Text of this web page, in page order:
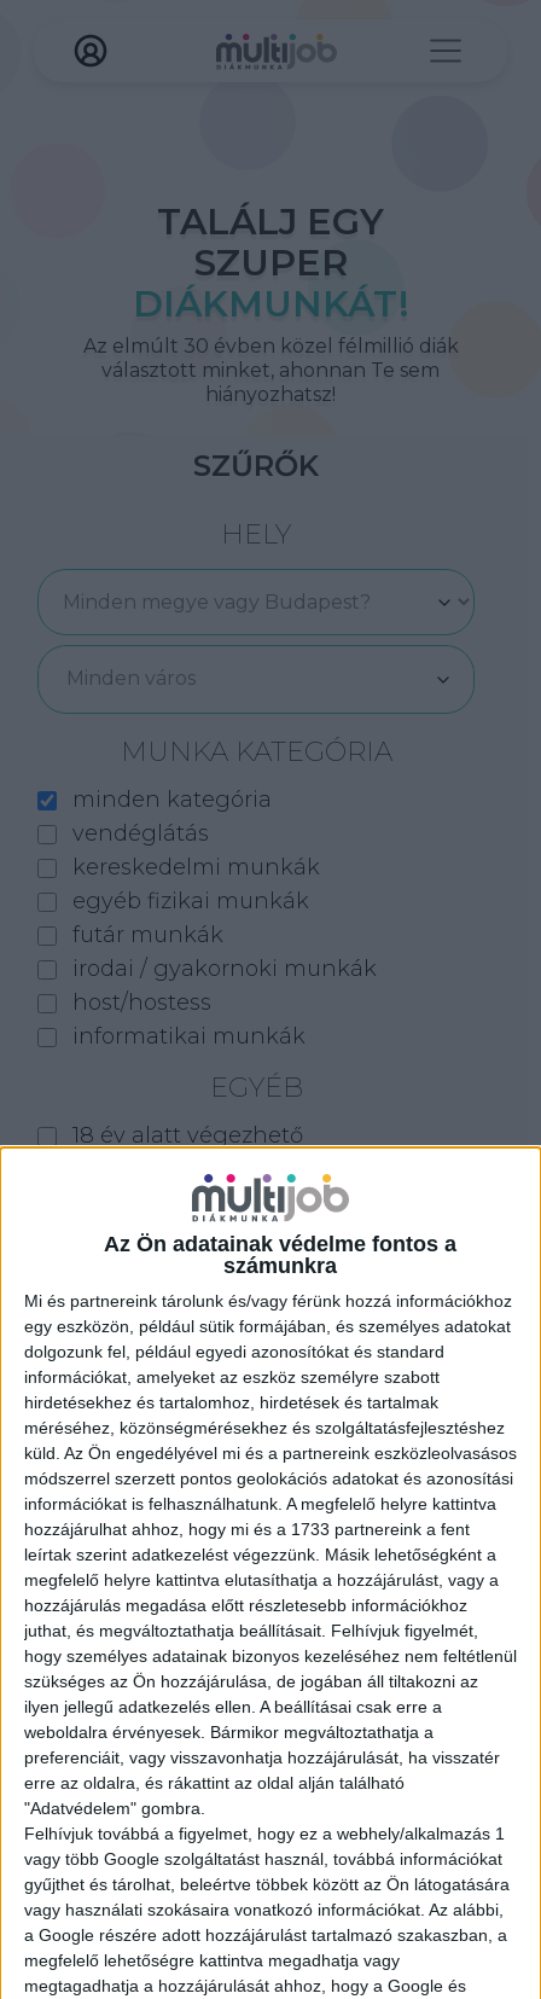
Az Ön adatainak védelme fontos a
számunkra
Mi és partnereink tárolunk és/vagy férünk hozzá információkhoz
egy eszközön, például sütik formájában, és személyes adatokat
dolgozunk fel, például egyedi azonosítókat és standard
információkat, amelyeket az eszköz személyre szabott
hirdetésekhez és tartalomhoz, hirdetések és tartalmak
méréséhez, közönségmérésekhez és szolgáltatásfejlesztéshez
küld. Az Ön engedélyével mi és a partnereink eszközleolvasásos
módszerrel szerzett pontos geolokációs adatokat és azonosítási
információkat is felhasználhatunk. A megfelelő helyre kattintva
hozzájárulhat ahhoz, hogy mi és a 1733 partnereink a fent
leírtak szerint adatkezelést végezzünk. Másik lehetőségként a
megfelelő helyre kattintva elutasíthatja a hozzájárulást, vagy a
hozzájárulás megadása előtt részletesebb információkhoz
juthat, és megváltoztathatja beállításait. Felhívjuk figyelmét,
hogy személyes adatainak bizonyos kezeléséhez nem feltétlenül
szükséges az Ön hozzájárulása, de jogában áll tiltakozni az
ilyen jellegű adatkezelés ellen. A beállításai csak erre a
weboldalra érvényesek. Bármikor megváltoztathatja a
preferenciáit, vagy visszavonhatja hozzájárulását, ha visszatér
erre az oldalra, és rákattint az oldal alján található
"Adatvédelem" gombra.
Felhívjuk továbbá a figyelmet, hogy ez a webhely/alkalmazás 1
vagy több Google szolgáltatást használ, továbbá információkat
gyűjthet és tárolhat, beleértve többek között az Ön látogatására
vagy használati szokásaira vonatkozó információkat. Az alábbi,
a Google részére adott hozzájárulást tartalmazó szakaszban, a
megfelelő lehetőségre kattintva megadhatja vagy
megtagadhatja a hozzájárulását ahhoz, hogy a Google és
TALÁLJ EGY
SZUPER
DIÁKMUNKÁT!
Az elmúlt 30 évben közel félmillió diák
választott minket, ahonnan Te sem
hiányozhatsz!
ALKALMI ÁRUHÁZI
KISEGÍTŐ
Siófok
18 év alatt végezhető
2.500,-Ft/óra
SZŰRŐK
HELY
Minden város
MUNKA KATEGÓRIA
minden kategória
vendéglátás
kereskedelmi munkák
egyéb fizikai munkák
futár munkák
irodai / gyakornoki munkák
host/hostess
informatikai munkák
EGYÉB
18 év alatt végezhető
for foreigners (külföldieknek)
homeoffice
Szűrés